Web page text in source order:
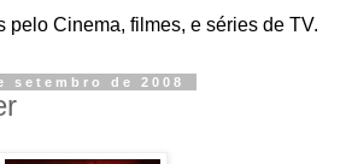
pelo Cinema, filmes, e séries de TV.
setembro de 2008